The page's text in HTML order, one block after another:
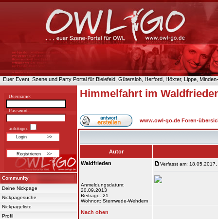
Euer Event, Szene und Party Portal für Bielefeld, Gütersloh, Herford, Höxter, Lippe,
Username:
Passwort:
autologin:
Community
Deine Nickpage
Nickpagesuche
Nickpageliste
Profil
Himmelfahrt im
www.owl-go.de Foren-
Autor
Waldfrieden
Anmeldungsdatum:
20.09.2013
Beiträge: 21
Wohnort: Stemwede-Wehdem
Verfasst am:
Nach oben